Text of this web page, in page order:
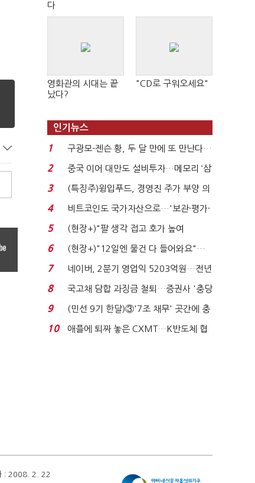
다
영화관의 시대는 끝
났다?
"CD로 구워오세요"
인기뉴스
1
구광모-젠슨 황, 두 달 만에 또 만난다…
로봇·AI 등 논...
2
중국 이어 대만도 설비투자…메모리 ‘삼
국전쟁’
3
(특징주)윙입푸드, 경영진 주가 부양 의
지에 상한가...
4
비트코인도 국가자산으로…'보관·평가·
처분' 기준은 ...
5
(현장+)"팔 생각 접고 호가 높여
요"…'덜 똘똘한 한 채' 20...
6
(현장+)"12일엔 물건 다 들어와요"…
빈 매대 채우며 문 연 ...
7
네이버, 2분기 영업익 5203억원…전년
비 0.2% 감소...
8
국고채 담합 과징금 철퇴…증권사 '충당
금 폭탄' 우려...
9
(민선 9기 한달)③'7조 채무' 곳간에 충
격…추미애, 20년...
10
애플에 퇴짜 놓은 CXMT…K반도체 협
: 2008. 2. 22